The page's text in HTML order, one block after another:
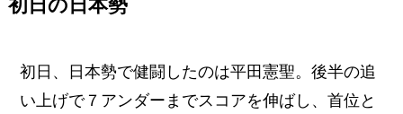
初日の日本勢
初日、日本勢で健闘したのは平田憲聖。後半の追
い上げで７アンダーまでスコアを伸ばし、首位と